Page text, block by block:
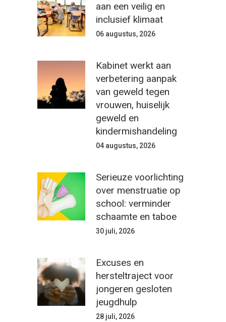
aan een veilig en
inclusief klimaat
06 augustus, 2026
Kabinet werkt aan
verbetering aanpak
van geweld tegen
vrouwen, huiselijk
geweld en
kindermishandeling
04 augustus, 2026
Serieuze voorlichting
over menstruatie op
school: verminder
schaamte en taboe
30 juli, 2026
Excuses en
hersteltraject voor
jongeren gesloten
jeugdhulp
28 juli, 2026